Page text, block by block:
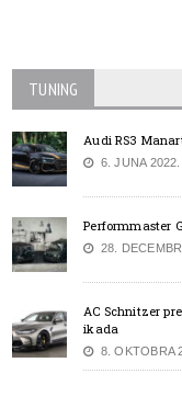
TUNING
Audi RS3
6. JUNA 2022.
Performmaster
28.
AC Schnitzer
ikada
8. OKTOBRA